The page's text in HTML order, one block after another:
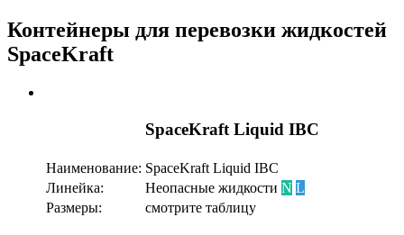
Контейнеры для перевозки жидкостей
SpaceKraft
SpaceKraft Liquid IBC
Наименование: SpaceKraft Liquid IBC
Линейка:
Неопасные жидкости N L
Размеры:
смотрите таблицу